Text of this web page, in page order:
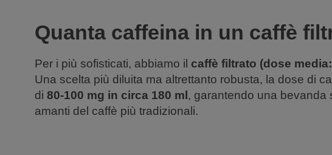
Quanta caffeina in un caffè
Per i più sofisticati, abbiamo il caffè filtrato (dose
Una scelta più diluita ma altrettanto robusta, la dose di
di 80-100 mg in circa 180 ml , garantendo una bevanda
amanti del caffè più tradizionali.